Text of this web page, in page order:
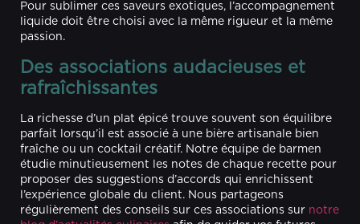
Pour sublimer ces saveurs exotiques, l’accompagnement
liquide doit être choisi avec la même rigueur et la même
passion.
Des associations audacieuses et
rafraîchissantes
La richesse d’un plat épicé trouve souvent son équilibre
parfait lorsqu’il est associé à une bière artisanale bien
fraîche ou un cocktail créatif. Notre équipe de barmen
étudie minutieusement les notes de chaque recette pour
proposer des suggestions d’accords qui enrichissent
l’expérience globale du client. Nous partageons
régulièrement des conseils sur ces associations sur notre